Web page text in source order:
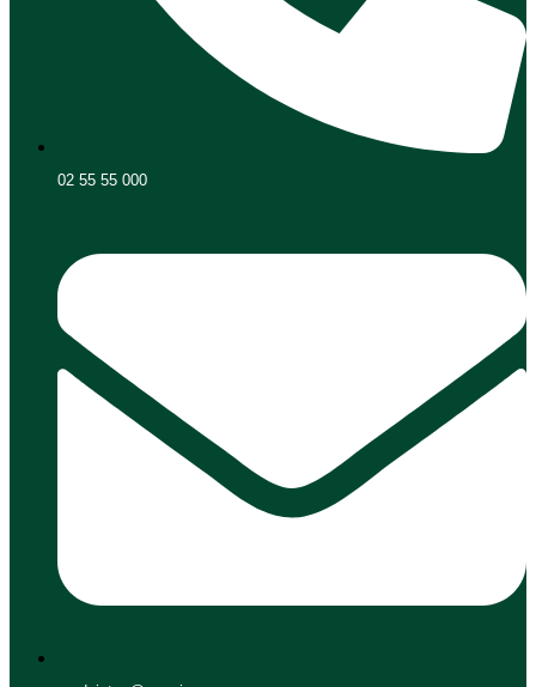
02 55 55 000